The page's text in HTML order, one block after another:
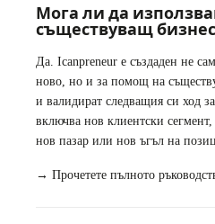
Мога ли да
съществуващ
Да. Icanpreneur е създаден не
ново, но и за помощ на
и валидират следващия си ход
включва нов клиентски
нов пазар или нов ъгъл на
→ Прочетете пълното